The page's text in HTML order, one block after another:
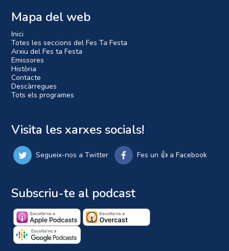
Mapa del web
Inici
Totes les seccions del Fes Ta Festa
Arxiu del Fes ta Festa
Emissores
Història
Contacte
Descàrregues
Tots els programes
Visita les xarxes socials!
Segueix-nos a Twitter Fes un 👍 a Facebook
Subscriu-te al podcast